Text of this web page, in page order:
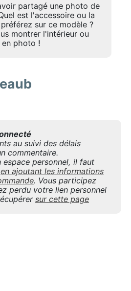
partagé une photo de
est l'accessoire ou la
sur ce modèle ?
montrer l'intérieur ou
photo !
au suivi des délais
commentaire.
espace personnel, il faut
en ajoutant les informations
. Vous participez
perdu votre lien personnel
sur cette page